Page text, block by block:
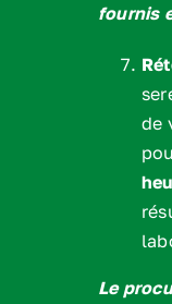
fournis
de
Le